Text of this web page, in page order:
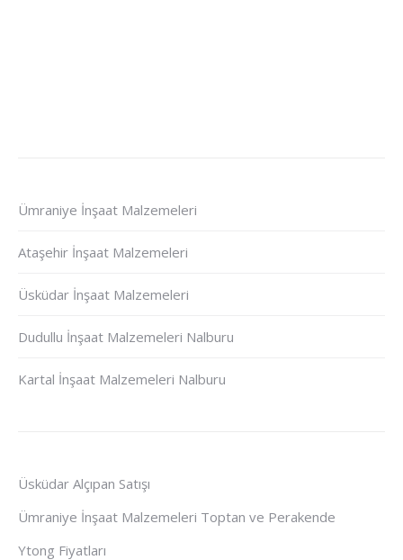
Ümraniye İnşaat Malzemeleri
Ataşehir İnşaat Malzemeleri
Üsküdar İnşaat Malzemeleri
Dudullu İnşaat Malzemeleri Nalburu
Kartal İnşaat Malzemeleri Nalburu
Üsküdar Alçıpan Satışı
Ümraniye İnşaat Malzemeleri Toptan ve Perakende
Ytong Fiyatları